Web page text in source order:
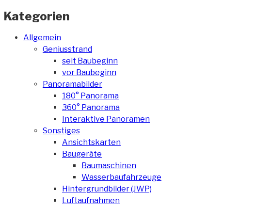
Kategorien
Allgemein
Geniusstrand
seit Baubeginn
vor Baubeginn
Panoramabilder
180° Panorama
360° Panorama
Interaktive Panoramen
Sonstiges
Ansichtskarten
Baugeräte
Baumaschinen
Wasserbaufahrzeuge
Hintergrundbilder (JWP)
Luftaufnahmen